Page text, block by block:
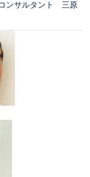
サルタント 三原